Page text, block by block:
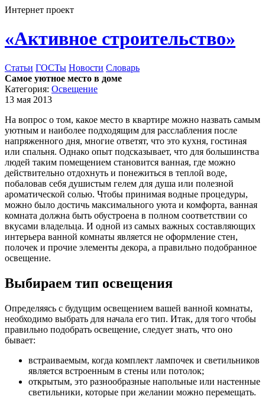
Интернет проект
«Активное строительство»
Статьи ГОСТы Новости Словарь
Самое уютное место в доме
Категория: Освещение
13 мая 2013
На вопрос о том, какое место в квартире можно назвать самым
уютным и наиболее подходящим для расслабления после
напряженного дня, многие ответят, что это кухня, гостиная
или спальня. Однако опыт подсказывает, что для большинства
людей таким помещением становится ванная, где можно
действительно отдохнуть и понежиться в теплой воде,
побаловав себя душистым гелем для душа или полезной
ароматической солью. Чтобы принимая водные процедуры,
можно было достичь максимального уюта и комфорта, ванная
комната должна быть обустроена в полном соответствии со
вкусами владельца. И одной из самых важных составляющих
интерьера ванной комнаты является не оформление стен,
полочек и прочие элементы декора, а правильно подобранное
освещение.
Выбираем тип освещения
Определяясь с будущим освещением вашей ванной комнаты,
необходимо выбрать для начала его тип. Итак, для того чтобы
правильно подобрать освещение, следует знать, что оно
бывает:
встраиваемым, когда комплект лампочек и светильников
является встроенным в стены или потолок;
открытым, это разнообразные напольные или настенные
светильники, которые при желании можно перемещать.